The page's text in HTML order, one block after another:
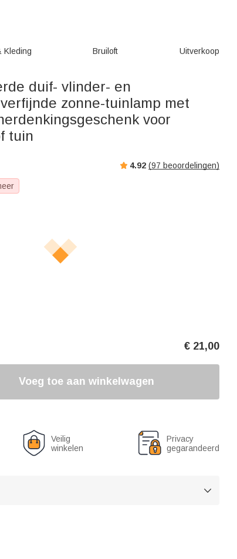
Kleding Bruiloft Uitverkoop
duif- vlinder- en
zonne-tuinlamp met
voor
tuin
4.92 (97 beoordelingen)
€ 21,00
Voeg toe aan winkelwagen
Veilig
winkelen
Privacy
gegarandeerd
